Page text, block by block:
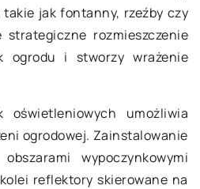
jak fontanny, rzeźby czy
strategiczne rozmieszczenie
ogrodu i stworzy wrażenie
oświetleniowych umożliwia
ogrodowej. Zainstalowanie
wypoczynkowymi
reflektory skierowane na